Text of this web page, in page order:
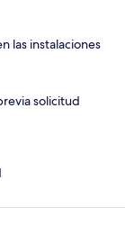
las instalaciones
solicitud